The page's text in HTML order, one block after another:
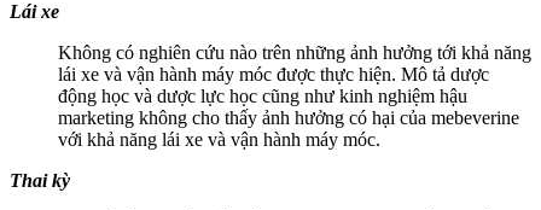
Lái xe
Không có nghiên cứu nào trên những ảnh hưởng tới khả năng
lái xe và vận hành máy móc được thực hiện. Mô tả dược
động học và dược lực học cũng như kinh nghiệm hậu
marketing không cho thấy ảnh hưởng có hại của mebeverine
với khả năng lái xe và vận hành máy móc.
Thai kỳ